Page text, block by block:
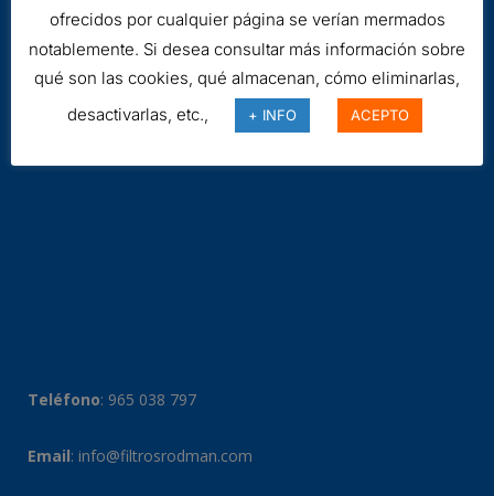
Teléfono: 965 038 797
Email: info@filtrosrodman.com
ofrecidos por cualquier página se verían mermados
notablemente. Si desea consultar más información sobre
qué son las cookies, qué almacenan, cómo eliminarlas,
desactivarlas, etc.,
+ INFO ACEPTO